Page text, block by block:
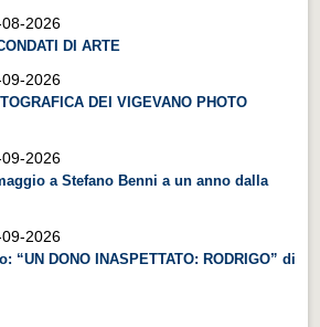
4.0
2026
DI ARTE
2026
DEI VIGEVANO PHOTO
2026
a Stefano Benni a un anno dalla
2026
“UN DONO INASPETTATO: RODRIGO” di